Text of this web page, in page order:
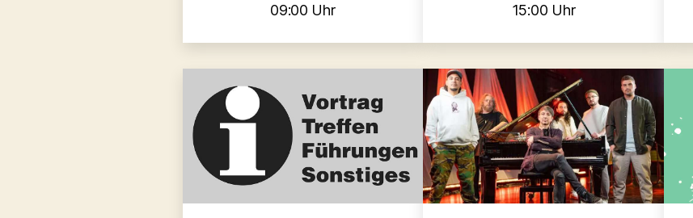
09:00 Uhr
15:00 Uhr